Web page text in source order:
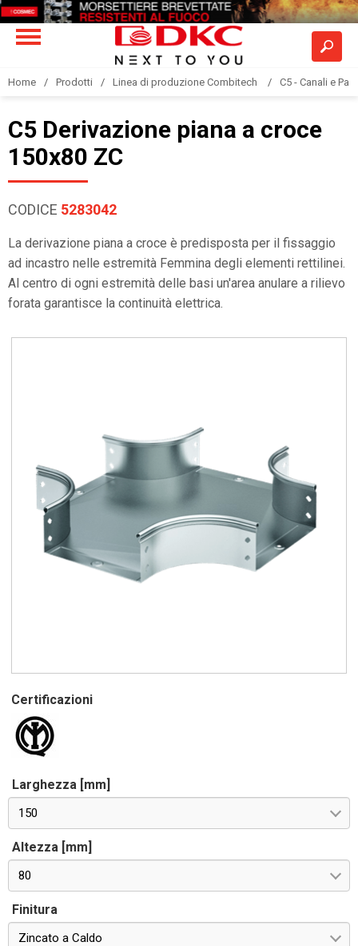
Home Prodotti Linea di produzione Combitech C5 - Canali e
C5 Derivazione piana a croce
150x80 ZC
CODICE 5283042
La derivazione piana a croce è predisposta per il fissaggio
ad incastro nelle estremità Femmina degli elementi rettilinei.
Al centro di ogni estremità delle basi un'area anulare a rilievo
forata garantisce la continuità elettrica.
Certificazioni
Larghezza [mm]
150
Altezza [mm]
80
Finitura
Zincato a Caldo